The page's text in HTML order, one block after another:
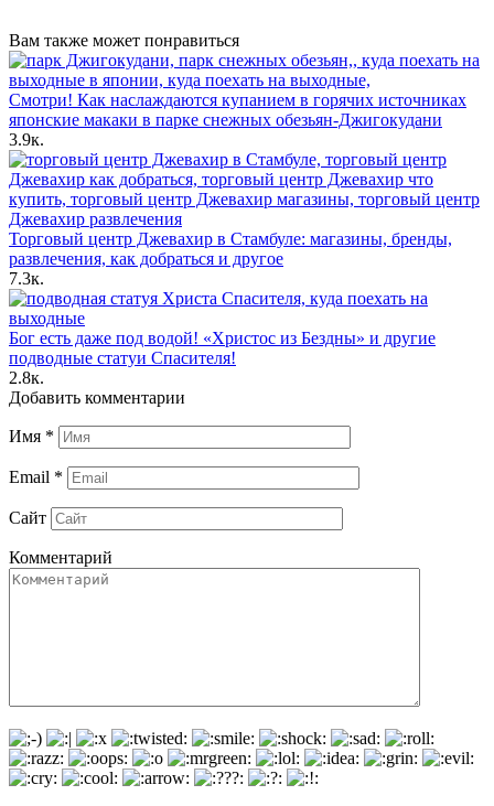
Вам также может понравиться
Смотри! Как наслаждаются купанием в горячих источниках
японские макаки в парке снежных обезьян-Джигокудани
3.9к.
Торговый центр Джевахир в Стамбуле: магазины, бренды,
развлечения, как добраться и другое
7.3к.
Бог есть даже под водой! «Христос из Бездны» и другие
подводные статуи Спасителя!
2.8к.
Добавить комментарии
Имя *
Email *
Сайт
Комментарий